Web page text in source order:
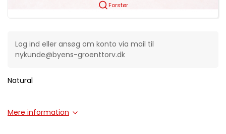
Forstør
Log ind eller ansøg om konto via mail til
nykunde@byens-groenttorv.dk
Natural
Mere information